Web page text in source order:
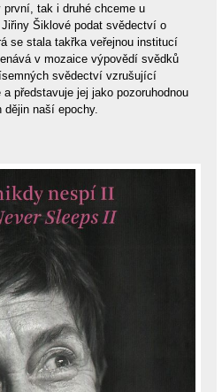
tak i druhé chceme u
Šiklové podat svědectví o
se stala takřka veřejnou institucí
v mozaice výpovědí svědků
svědectví vzrušující
představuje jej jako pozoruhodnou
naší epochy.